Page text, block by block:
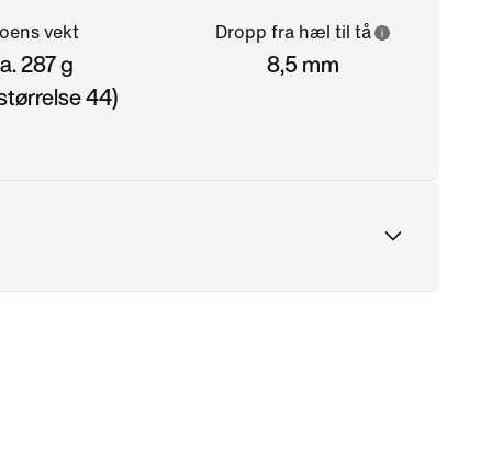
vekt
287 g
44)
Dropp fra hæl til tå
8,5 mm